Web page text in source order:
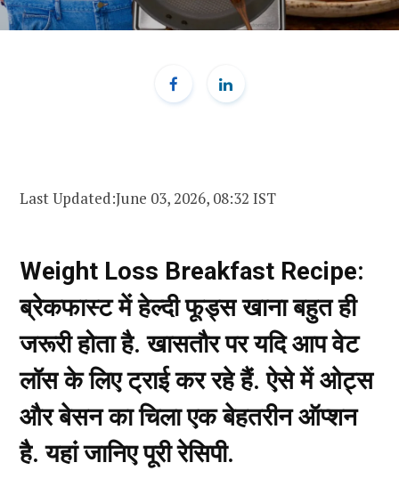
Last Updated:June 03, 2026, 08:32 IST
Weight Loss Breakfast Recipe:
ब्रेकफास्ट में हेल्दी फूड्स खाना बहुत ही
जरूरी होता है. खासतौर पर यदि आप वेट
लॉस के लिए ट्राई कर रहे हैं. ऐसे में ओट्स
और बेसन का चिला एक बेहतरीन ऑप्शन
है. यहां जानिए पूरी रेसिपी.